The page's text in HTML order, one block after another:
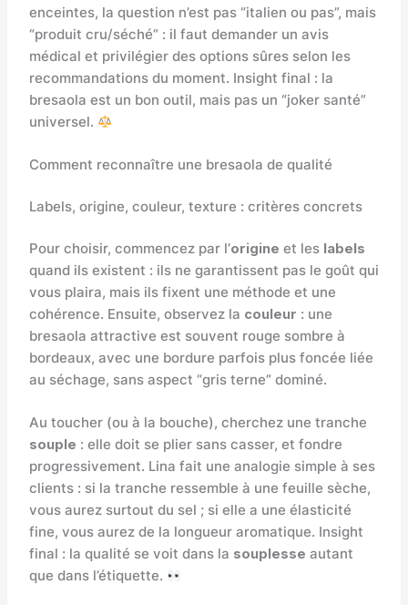
enceintes, la question n’est pas “italien ou pas”, mais
“produit cru/séché” : il faut demander un avis
médical et privilégier des options sûres selon les
recommandations du moment. Insight final : la
bresaola est un bon outil, mais pas un “joker santé”
universel.
Comment reconnaître une bresaola de qualité
Labels, origine, couleur, texture : critères concrets
Pour choisir, commencez par l’origine et les labels
quand ils existent : ils ne garantissent pas le goût qui
vous plaira, mais ils fixent une méthode et une
cohérence. Ensuite, observez la couleur : une
bresaola attractive est souvent rouge sombre à
bordeaux, avec une bordure parfois plus foncée liée
au séchage, sans aspect “gris terne” dominé.
Au toucher (ou à la bouche), cherchez une tranche
souple : elle doit se plier sans casser, et fondre
progressivement. Lina fait une analogie simple à ses
clients : si la tranche ressemble à une feuille sèche,
vous aurez surtout du sel ; si elle a une élasticité
fine, vous aurez de la longueur aromatique. Insight
final : la qualité se voit dans la souplesse autant
que dans l’étiquette.